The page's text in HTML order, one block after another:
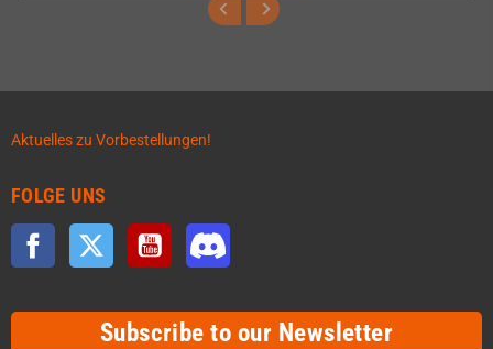
Aktuelles zu Vorbestellungen!
FOLGE UNS
Facebook Twitter YouTube
Subscribe to our Newsletter